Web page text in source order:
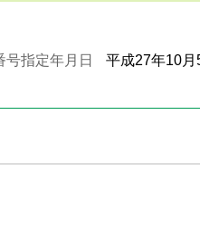
号指定年月日 平成27年10月